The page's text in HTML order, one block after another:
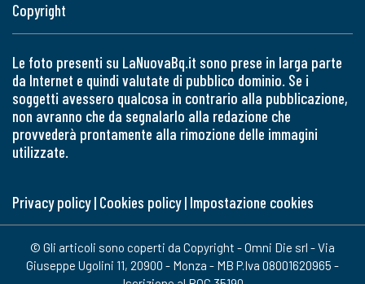
Copyright
Le foto presenti su LaNuovaBq.it sono prese in larga parte
da Internet e quindi valutate di pubblico dominio. Se i
soggetti avessero qualcosa in contrario alla pubblicazione,
non avranno che da segnalarlo alla redazione che
provvederà prontamente alla rimozione delle immagini
utilizzate.
Privacy policy| Cookies policy| Impostazione cookies
© Gli articoli sono coperti da Copyright - Omni Die srl - Via
Giuseppe Ugolini 11, 20900 - Monza - MB P.Iva 08001620965 -